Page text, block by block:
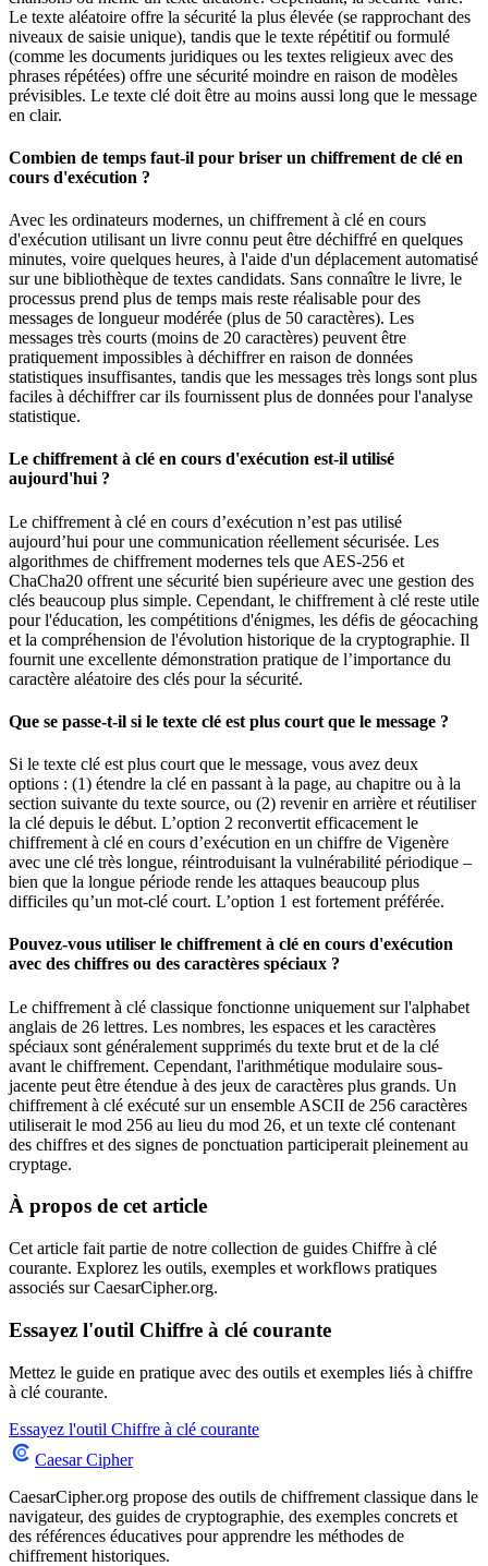
Le texte aléatoire offre la sécurité la plus élevée (se rapprochant des
niveaux de saisie unique), tandis que le texte répétitif ou formulé
(comme les documents juridiques ou les textes religieux avec des
phrases répétées) offre une sécurité moindre en raison de modèles
prévisibles. Le texte clé doit être au moins aussi long que le message
en clair.
Combien de temps faut-il pour briser un chiffrement de clé en
cours d'exécution ?
Avec les ordinateurs modernes, un chiffrement à clé en cours
d'exécution utilisant un livre connu peut être déchiffré en quelques
minutes, voire quelques heures, à l'aide d'un déplacement automatisé
sur une bibliothèque de textes candidats. Sans connaître le livre, le
processus prend plus de temps mais reste réalisable pour des
messages de longueur modérée (plus de 50 caractères). Les
messages très courts (moins de 20 caractères) peuvent être
pratiquement impossibles à déchiffrer en raison de données
statistiques insuffisantes, tandis que les messages très longs sont plus
faciles à déchiffrer car ils fournissent plus de données pour l'analyse
statistique.
Le chiffrement à clé en cours d'exécution est-il utilisé
aujourd'hui ?
Le chiffrement à clé en cours d’exécution n’est pas utilisé
aujourd’hui pour une communication réellement sécurisée. Les
algorithmes de chiffrement modernes tels que AES-256 et
ChaCha20 offrent une sécurité bien supérieure avec une gestion des
clés beaucoup plus simple. Cependant, le chiffrement à clé reste utile
pour l'éducation, les compétitions d'énigmes, les défis de géocaching
et la compréhension de l'évolution historique de la cryptographie. Il
fournit une excellente démonstration pratique de l’importance du
caractère aléatoire des clés pour la sécurité.
Que se passe-t-il si le texte clé est plus court que le message ?
Si le texte clé est plus court que le message, vous avez deux
options : (1) étendre la clé en passant à la page, au chapitre ou à la
section suivante du texte source, ou (2) revenir en arrière et réutiliser
la clé depuis le début. L’option 2 reconvertit efficacement le
chiffrement à clé en cours d’exécution en un chiffre de Vigenère
avec une clé très longue, réintroduisant la vulnérabilité périodique –
bien que la longue période rende les attaques beaucoup plus
difficiles qu’un mot-clé court. L’option 1 est fortement préférée.
Pouvez-vous utiliser le chiffrement à clé en cours d'exécution
avec des chiffres ou des caractères spéciaux ?
Le chiffrement à clé classique fonctionne uniquement sur l'alphabet
anglais de 26 lettres. Les nombres, les espaces et les caractères
spéciaux sont généralement supprimés du texte brut et de la clé
avant le chiffrement. Cependant, l'arithmétique modulaire sous-
jacente peut être étendue à des jeux de caractères plus grands. Un
chiffrement à clé exécuté sur un ensemble ASCII de 256 caractères
utiliserait le mod 256 au lieu du mod 26, et un texte clé contenant
des chiffres et des signes de ponctuation participerait pleinement au
cryptage.
À propos de cet article
Cet article fait partie de notre collection de guides Chiffre à clé
courante. Explorez les outils, exemples et workflows pratiques
associés sur CaesarCipher.org.
Essayez l'outil Chiffre à clé courante
Mettez le guide en pratique avec des outils et exemples liés à chiffre
à clé courante.
Essayez l'outil Chiffre à clé courante
Caesar Cipher
CaesarCipher.org propose des outils de chiffrement classique dans le
navigateur, des guides de cryptographie, des exemples concrets et
des références éducatives pour apprendre les méthodes de
chiffrement historiques.